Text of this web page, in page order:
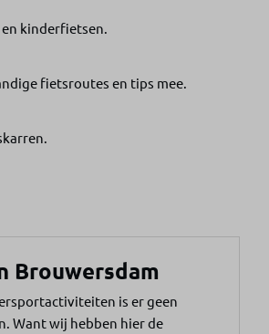
kinderfietsen.
fietsroutes en tips mee.
Brouwersdam
is er geen
Want wij hebben hier de